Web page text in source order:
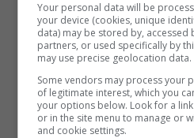
au cinéma
Les
Your personal data will be
your device (cookies, unique
data) may be stored by, accessed
partners, or used specifically by
may use precise geolocation data.
Some vendors may process your
of legitimate interest, which you
your options below. Look for a
or in the site menu to manage or
and cookie settings.